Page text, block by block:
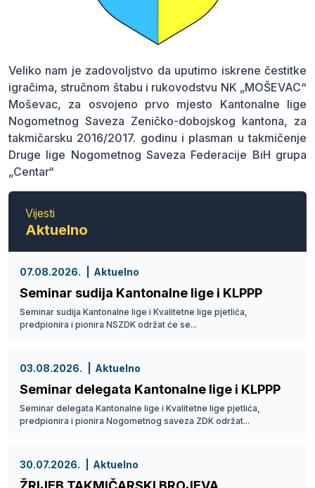
Veliko nam je zadovoljstvo da uputimo iskrene čestitke
igračima, stručnom štabu i rukovodstvu NK „MOŠEVAC“
Moševac, za osvojeno prvo mjesto Kantonalne lige
Nogometnog Saveza Zeničko-dobojskog kantona, za
takmičarsku 2016/2017. godinu i plasman u takmičenje
Druge lige Nogometnog Saveza Federacije BiH grupa
„Centar“
Vijesti
Aktuelno
07.08.2026. Aktuelno
Seminar sudija Kantonalne lige i KLPPP
Seminar sudija Kantonalne lige i Kvalitetne lige pjetlića,
predpionira i pionira NSZDK održat će se...
03.08.2026. Aktuelno
Seminar delegata Kantonalne lige i KLPPP
Seminar delegata Kantonalne lige i Kvalitetne lige pjetlića,
predpionira i pionira Nogometnog saveza ZDK održat...
30.07.2026. Aktuelno